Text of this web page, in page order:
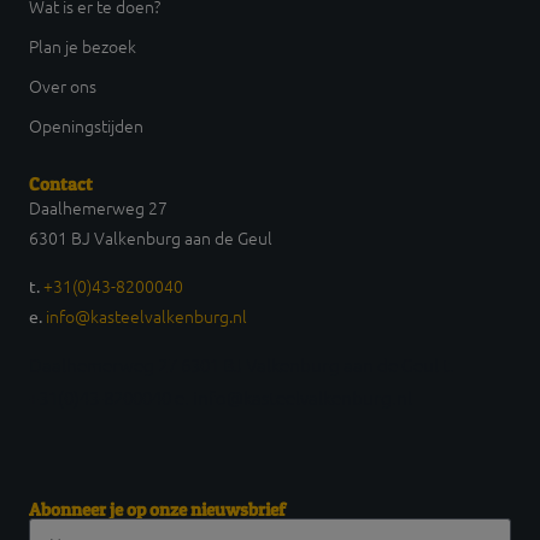
Wat is er te doen?
Plan je bezoek
Over ons
Openingstijden
Contact
Daalhemerweg 27
6301 BJ Valkenburg aan de Geul
t.+31(0)43-8200040
e. info@kasteelvalkenburg.nl
Abonneer je op onze nieuwsbrief